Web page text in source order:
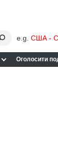
e.g. США -
Оголосити